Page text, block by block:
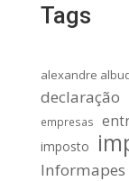
Tags
alexandre
declaração
empresas
imposto
Informapes